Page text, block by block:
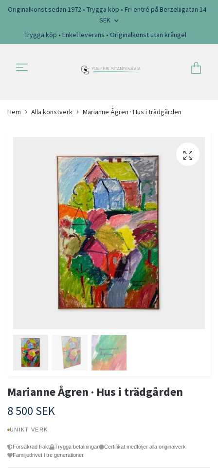
Originalkonst sedan 1972 • Trygga köp • Fri entré på Berzeliigatan 14
SEK
Trygga köp • Enkel leverans • Originalkonst utan krångel
Hem Alla konstverk Marianne Ågren · Hus i trädgården
Marianne Ågren · Hus i trädgården
8 500 SEK
UNIKT VERK
Försäkrad frakt Trygga betalningar
Certifikat medföljer alla originalverk
Familjedrivet i tre generationer